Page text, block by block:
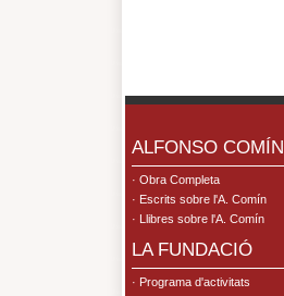
ALFONSO COMÍN
· Obra Completa
· Escrits sobre l'A. Comín
· Llibres sobre l'A. Comín
LA FUNDACIÓ
· Programa d'activitats